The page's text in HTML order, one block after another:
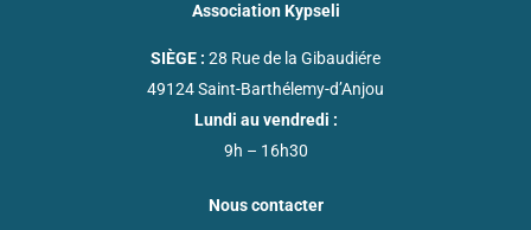
Association Kypseli
SIÈGE : 28 Rue de la Gibaudiére
49124 Saint-Barthélemy-d’Anjou
Lundi au vendredi :
9h – 16h30
Nous contacter